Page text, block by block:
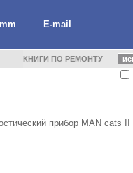
E-mail
КНИГИ ПО РЕМОНТУ
прибор MAN cats II